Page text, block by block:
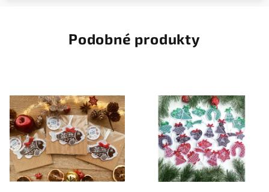
Podobné produkty